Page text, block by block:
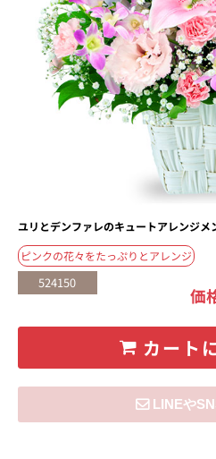
ユリとデンファレのキュートアレンジメ
ピンクの花々をたっぷりとアレンジ
524150
価
カート
住所を知らない相